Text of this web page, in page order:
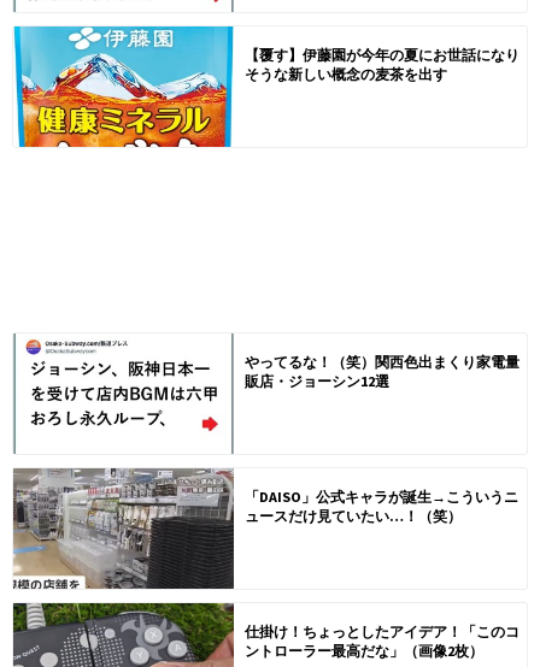
【覆す】伊藤園が今年の夏にお世話になり
そうな新しい概念の麦茶を出す
やってるな！（笑）関西色出まくり家電量
販店・ジョーシン12選
「DAISO」公式キャラが誕生→こういうニ
ュースだけ見ていたい…！（笑）
仕掛け！ちょっとしたアイデア！「このコ
ントローラー最高だな」（画像2枚）